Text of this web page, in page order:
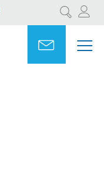
Cercetare
Ask for
Portal